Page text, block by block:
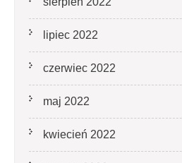
lipiec 2022
czerwiec 2022
maj 2022
kwiecień 2022